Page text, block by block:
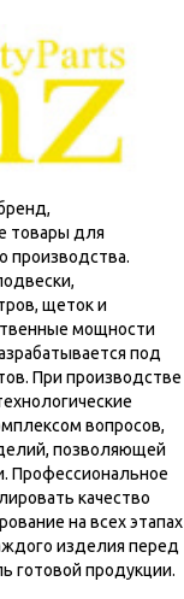
товары для
производства.
щеток и
мощности
под
При производстве
вопросов,
позволяющей
Профессиональное
качество
на всех этапах
изделия перед
готовой продукции.